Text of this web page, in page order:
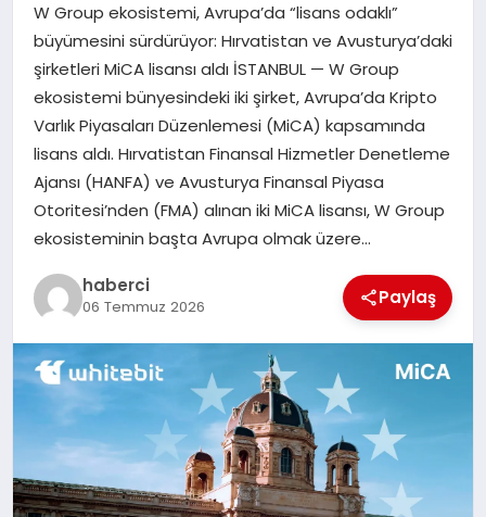
SPOR
TEKNOLOJI
YAŞAM
W Group ekosistemi, Avrupa’da “lisans odaklı”
büyümesini sürdürüyor: Hırvatistan ve Avusturya’daki
şirketleri MiCA lisansı aldı İSTANBUL — W Group
ekosistemi bünyesindeki iki şirket, Avrupa’da Kripto
Varlık Piyasaları Düzenlemesi (MiCA) kapsamında
lisans aldı. Hırvatistan Finansal Hizmetler Denetleme
Ajansı (HANFA) ve Avusturya Finansal Piyasa
Otoritesi’nden (FMA) alınan iki MiCA lisansı, W Group
ekosisteminin başta Avrupa olmak üzere…
haberci
06 Temmuz 2026 Paylaş